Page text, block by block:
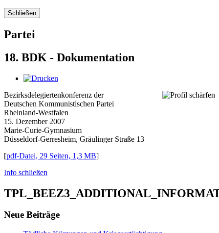
Schließen
Partei
18. BDK - Dokumentation
Bezirksdelegiertenkonferenz der
Deutschen Kommunistischen Partei
Rheinland-Westfalen
15. Dezember 2007
Marie-Curie-Gymnasium
Düsseldorf-Gerresheim, Gräulinger Straße 13
[pdf-Datei, 29 Seiten, 1,3 MB]
Info schließen
Neue Beiträge